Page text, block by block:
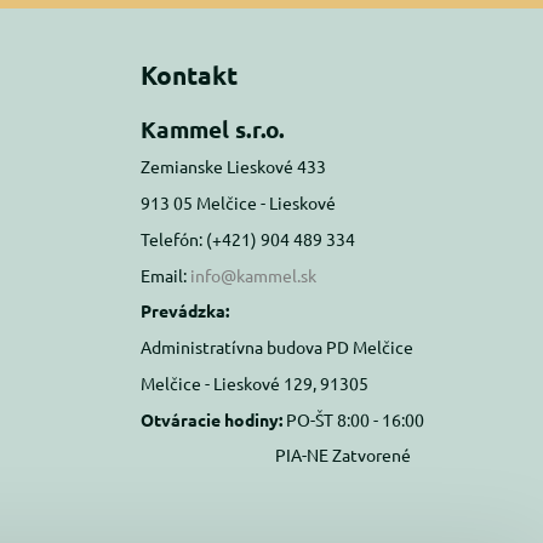
Kontakt
Kammel s.r.o.
Zemianske Lieskové 433
913 05 Melčice - Lieskové
Telefón: (+421) 904 489 334
Email: info@kammel.sk
Prevádzka:
Administratívna budova PD Melčice
Melčice - Lieskové 129, 91305
Otváracie hodiny: PO-ŠT 8:00 - 16:00
PIA-NE Zatvorené